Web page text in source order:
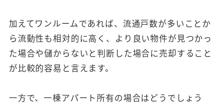
加えてワンルームであれば、流通戸数が多いことか
ら流動性も相対的に高く、より良い物件が見つかっ
た場合や儲からないと判断した場合に売却すること
が比較的容易と言えます。
一方で、一棟アパート所有の場合はどうでしょう